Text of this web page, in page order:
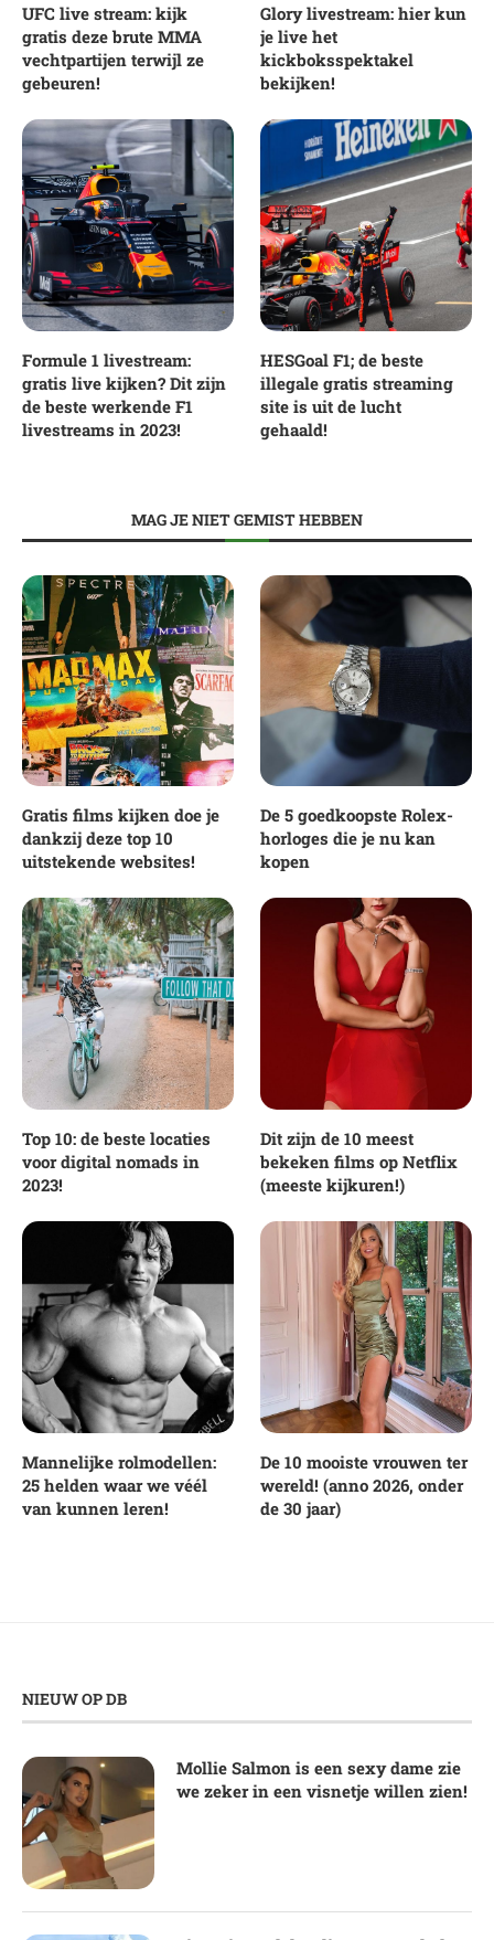
UFC live stream: kijk
gratis deze brute MMA
vechtpartijen terwijl ze
gebeuren!
Glory livestream: hier kun
je live het
kickboksspektakel
bekijken!
Formule 1 livestream:
gratis live kijken? Dit zijn
de beste werkende F1
livestreams in 2023!
HESGoal F1; de beste
illegale gratis streaming
site is uit de lucht
gehaald!
MAG JE NIET GEMIST HEBBEN
Gratis films kijken doe je
dankzij deze top 10
uitstekende websites!
De 5 goedkoopste Rolex-
horloges die je nu kan
kopen
Top 10: de beste locaties
voor digital nomads in
2023!
Dit zijn de 10 meest
bekeken films op Netflix
(meeste kijkuren!)
Mannelijke rolmodellen:
25 helden waar we véél
van kunnen leren!
De 10 mooiste vrouwen ter
wereld! (anno 2026, onder
de 30 jaar)
NIEUW OP DB
Mollie Salmon is een sexy dame zie
we zeker in een visnetje willen zien!